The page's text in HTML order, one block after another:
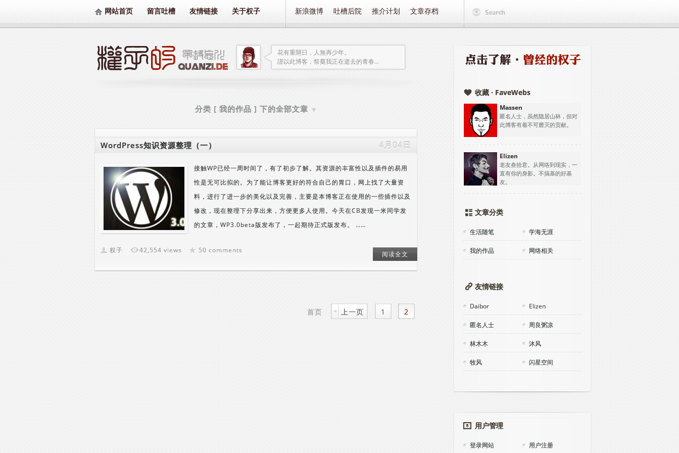
网站首页 留言吐槽 友情链接 关于权子 新浪微博 吐槽后院 推介计划 文章存档
花有重開日，人無再少年。
謹以此博客，祭奠我正在逝去的青春...
分类 [ 我的作品 ] 下的全部文章 ▼
WordPress知识资源整理（一） 4月04日
接触WP已经一周时间了，有了初步了解。其资源的丰富性以及插件的易用
性是无可比拟的。为了能让博客更好的符合自己的胃口，网上找了大量资
料，进行了进一步的美化以及完善，主要是本博客正在使用的一些插件以及
修改，现在整理下分享出来，方便更多人使用。今天在CB发现一米同学发
的文章，WP3.0beta版发布了，一起期待正式版发布。 ……
权子 42,554 views 50 comments 阅读全文
首页 上一页 1 2
收藏 · FaveWebs
Massen
匿名人士，虽然隐居山林，但对
此博客有着不可磨灭的贡献。
Elizen
老友叁拾君。从网络到现实，一
直有你的身影。不搞基的好基
友。
文章分类
生活随笔 学海无涯
我的作品 网络相关
友情链接
Daibor Elizen
匿名人士 周良粥凉
林木木 沐风
牧风 闪星空间
用户管理
登录网站 用户注册